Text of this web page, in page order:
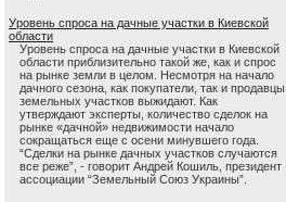
Уровень спроса на дачные участки в Киевской
области
Уровень спроса на дачные участки в Киевской
области приблизительно такой же, как и спрос
на рынке земли в целом. Несмотря на начало
дачного сезона, как покупатели, так и продавцы
земельных участков выжидают. Как
утверждают эксперты, количество сделок на
рынке «дачной» недвижимости начало
сокращаться еще с осени минувшего года.
“Сделки на рынке дачных участков случаются
все реже”, - говорит Андрей Кошиль, президент
ассоциации “Земельный Союз Украины”.